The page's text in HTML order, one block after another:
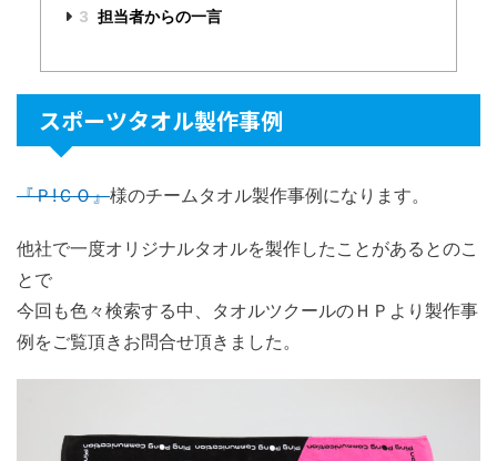
3 担当者からの一言
スポーツタオル製作事例
『Ｐ!ＣＯ』様のチームタオル製作事例になります。
他社で一度オリジナルタオルを製作したことがあるとのこ
とで
今回も色々検索する中、タオルツクールのＨＰより製作事
例をご覧頂きお問合せ頂きました。